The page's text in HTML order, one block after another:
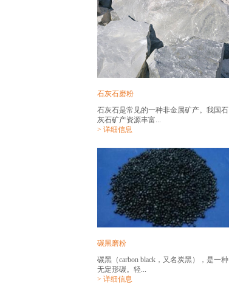
石灰石磨粉
石灰石是常见的一种非金属矿产。我国石
灰石矿产资源丰富...
> 详细信息
碳黑磨粉
碳黑（carbon black，又名炭黑），是一种
无定形碳。轻...
> 详细信息